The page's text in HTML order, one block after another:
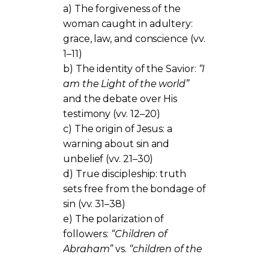
a) The forgiveness of the
woman caught in adultery:
grace, law, and conscience (vv.
1–11)
b) The identity of the Savior: “I
am the Light of the world”
and the debate over His
testimony (vv. 12–20)
c) The origin of Jesus: a
warning about sin and
unbelief (vv. 21–30)
d) True discipleship: truth
sets free from the bondage of
sin (vv. 31–38)
e) The polarization of
followers: “Children of
Abraham”vs. “children of the